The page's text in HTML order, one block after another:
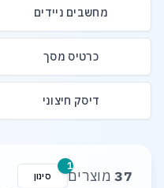
מחשבים ניידים
כרטיס מסך
דיסק חיצוני
37מוצרים סינון
1